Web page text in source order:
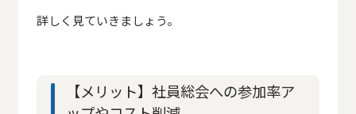
詳しく見ていきましょう。
【メリット】社員総会への参加率ア